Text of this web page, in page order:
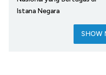
Istana Negara
SHOW